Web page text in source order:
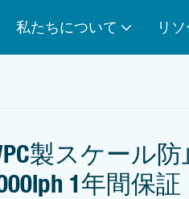
私たちについて リ
製スケール
1年間保証
スク